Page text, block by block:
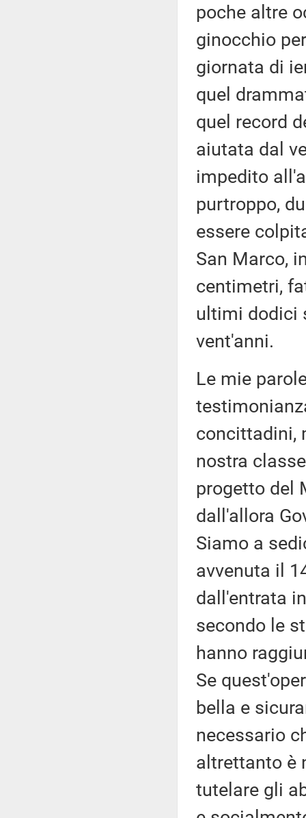
poche altre
ginocchio
giornata di
quel
quel record
aiutata dal
impedito
purtroppo,
essere
San Marco,
centimetri,
ultimi dodici
vent'anni.
Le mie
concittadini,
nostra
progetto del
dall'allora
Siamo a
avvenuta il
dall'entrata
secondo le
hanno
Se
bella e
necessario
altrettanto è
tutelare gli